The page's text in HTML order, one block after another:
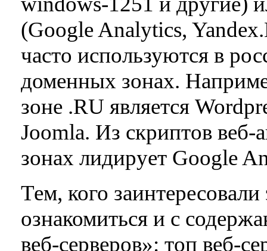
(Google Analytics,
часто используются в
доменных зонах.
зоне .RU является
Joomla. Из скриптов веб-
зонах лидирует Google
Тем, кого
ознакомиться и с
веб-серверов»: топ веб-